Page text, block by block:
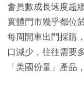
會員數成長速度趨
實體門市幾乎都位
每周開車出門採購
口減少，往往需要
「美國份量」產品